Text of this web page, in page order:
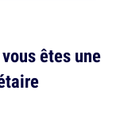
êtes une